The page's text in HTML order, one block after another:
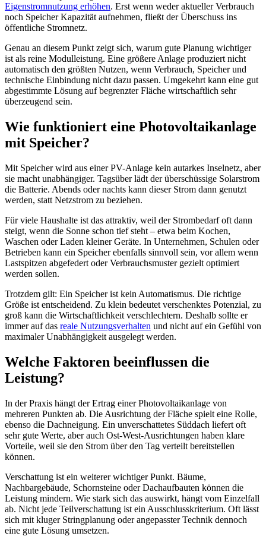
Eigenstromnutzung erhöhen. Erst wenn weder aktueller Verbrauch
noch Speicher Kapazität aufnehmen, fließt der Überschuss ins
öffentliche Stromnetz.
Genau an diesem Punkt zeigt sich, warum gute Planung wichtiger
ist als reine Modulleistung. Eine größere Anlage produziert nicht
automatisch den größten Nutzen, wenn Verbrauch, Speicher und
technische Einbindung nicht dazu passen. Umgekehrt kann eine gut
abgestimmte Lösung auf begrenzter Fläche wirtschaftlich sehr
überzeugend sein.
Wie funktioniert eine Photovoltaikanlage
mit Speicher?
Mit Speicher wird aus einer PV-Anlage kein autarkes Inselnetz, aber
sie macht unabhängiger. Tagsüber lädt der überschüssige Solarstrom
die Batterie. Abends oder nachts kann dieser Strom dann genutzt
werden, statt Netzstrom zu beziehen.
Für viele Haushalte ist das attraktiv, weil der Strombedarf oft dann
steigt, wenn die Sonne schon tief steht – etwa beim Kochen,
Waschen oder Laden kleiner Geräte. In Unternehmen, Schulen oder
Betrieben kann ein Speicher ebenfalls sinnvoll sein, vor allem wenn
Lastspitzen abgefedert oder Verbrauchsmuster gezielt optimiert
werden sollen.
Trotzdem gilt: Ein Speicher ist kein Automatismus. Die richtige
Größe ist entscheidend. Zu klein bedeutet verschenktes Potenzial, zu
groß kann die Wirtschaftlichkeit verschlechtern. Deshalb sollte er
immer auf das reale Nutzungsverhalten und nicht auf ein Gefühl von
maximaler Unabhängigkeit ausgelegt werden.
Welche Faktoren beeinflussen die
Leistung?
In der Praxis hängt der Ertrag einer Photovoltaikanlage von
mehreren Punkten ab. Die Ausrichtung der Fläche spielt eine Rolle,
ebenso die Dachneigung. Ein unverschattetes Süddach liefert oft
sehr gute Werte, aber auch Ost-West-Ausrichtungen haben klare
Vorteile, weil sie den Strom über den Tag verteilt bereitstellen
können.
Verschattung ist ein weiterer wichtiger Punkt. Bäume,
Nachbargebäude, Schornsteine oder Dachaufbauten können die
Leistung mindern. Wie stark sich das auswirkt, hängt vom Einzelfall
ab. Nicht jede Teilverschattung ist ein Ausschlusskriterium. Oft lässt
sich mit kluger Stringplanung oder angepasster Technik dennoch
eine gute Lösung umsetzen.